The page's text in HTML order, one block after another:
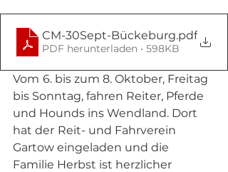
CM-30Sept-Bückeburg.pdf
PDF herunterladen • 598KB
Vom 6. bis zum 8. Oktober, Freitag
bis Sonntag, fahren Reiter, Pferde
und Hounds ins Wendland. Dort
hat der Reit- und Fahrverein
Gartow eingeladen und die
Familie Herbst ist herzlicher